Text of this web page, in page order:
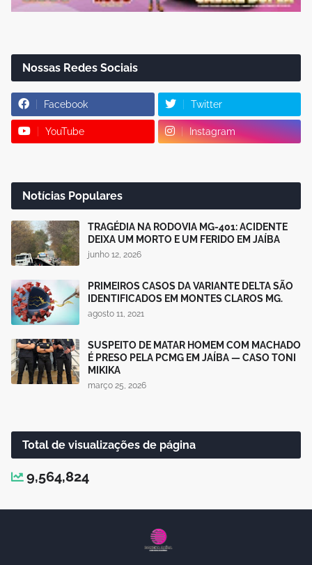
Nossas Redes Sociais
Facebook Twitter
YouTube Instagram
Notícias Populares
TRAGÉDIA NA RODOVIA MG-401: ACIDENTE
DEIXA UM MORTO E UM FERIDO EM JAÍBA
junho 12, 2026
PRIMEIROS CASOS DA VARIANTE DELTA SÃO
IDENTIFICADOS EM MONTES CLAROS MG.
agosto 11, 2021
SUSPEITO DE MATAR HOMEM COM MACHADO
É PRESO PELA PCMG EM JAÍBA — CASO TONI
MIKIKA
março 25, 2026
Total de visualizações de página
9,564,824